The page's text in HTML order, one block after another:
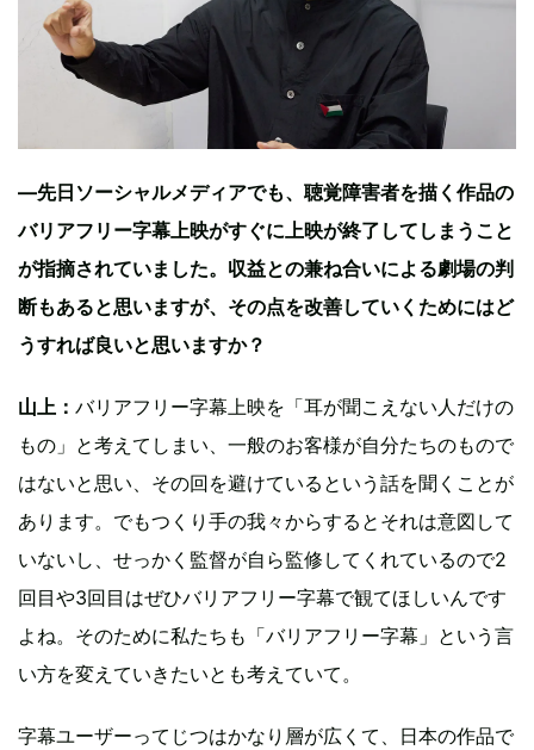
—先日ソーシャルメディアでも、聴覚障害者を描く作品の
バリアフリー字幕上映がすぐに上映が終了してしまうこと
が指摘されていました。収益との兼ね合いによる劇場の判
断もあると思いますが、その点を改善していくためにはど
うすれば良いと思いますか？
山上： バリアフリー字幕上映を「耳が聞こえない人だけの
もの」と考えてしまい、一般のお客様が自分たちのもので
はないと思い、その回を避けているという話を聞くことが
あります。でもつくり手の我々からするとそれは意図して
いないし、せっかく監督が自ら監修してくれているので2
回目や3回目はぜひバリアフリー字幕で観てほしいんです
よね。そのために私たちも「バリアフリー字幕」という言
い方を変えていきたいとも考えていて。
字幕ユーザーってじつはかなり層が広くて、日本の作品で